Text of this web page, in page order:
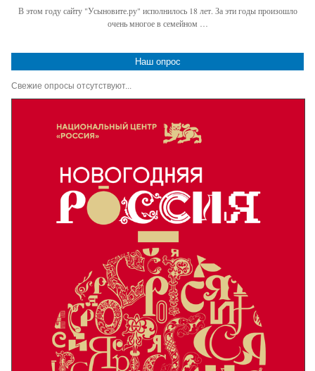
В этом году сайту "Усыновите.ру" исполнилось 18 лет. За эти годы произошло
очень многое в семейном …
Наш опрос
Свежие опросы отсутствуют...